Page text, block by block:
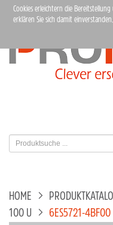
HOME
100 U
6ES5721-4BF00
Cookies erleichtern die
erklären Sie sich damit